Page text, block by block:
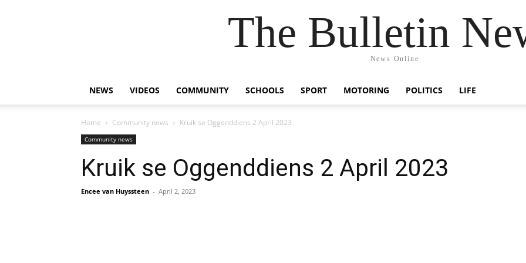
The Bulletin
News Online
NEWS VIDEOS COMMUNITY SCHOOLS SPORT MOTORING POLITICS LIFE
Home Community news Kruik se Oggenddiens 2 April 2023
Community news
Kruik se Oggenddiens 2 April 2023
Encee van Huyssteen - April 2, 2023